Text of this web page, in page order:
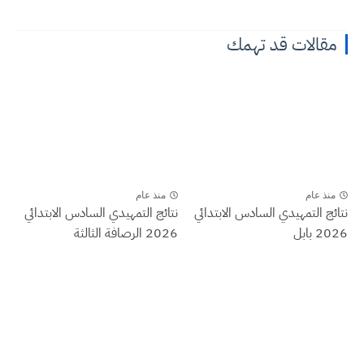
مقالات قد تهمك
منذ عام
نتائج التمهيدي السادس الابتدائي
2026 بابل
منذ عام
نتائج التمهيدي السادس الابتدائي
2026 الرصافة الثالثة